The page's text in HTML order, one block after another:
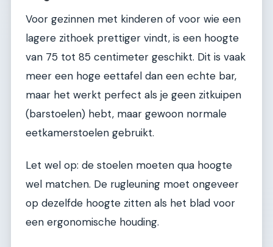
Voor gezinnen met kinderen of voor wie een
lagere zithoek prettiger vindt, is een hoogte
van 75 tot 85 centimeter geschikt. Dit is vaak
meer een hoge eettafel dan een echte bar,
maar het werkt perfect als je geen zitkuipen
(barstoelen) hebt, maar gewoon normale
eetkamerstoelen gebruikt.
Let wel op: de stoelen moeten qua hoogte
wel matchen. De rugleuning moet ongeveer
op dezelfde hoogte zitten als het blad voor
een ergonomische houding.